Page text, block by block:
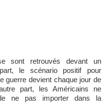
sont retrouvés devant un
le scénario positif pour
guerre devient chaque jour de
part, les Américains ne
ne pas importer dans la